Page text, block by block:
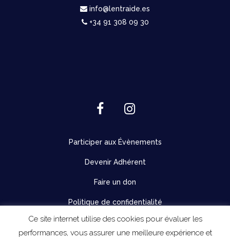
info@lentraide.es
+34 91 308 09 30
Participer aux Évènements
Devenir Adhérent
Faire un don
Politique de confidentialité
Ce site internet utilise des cookies pour évaluer les
performances, vous assurer une meilleure expérience et